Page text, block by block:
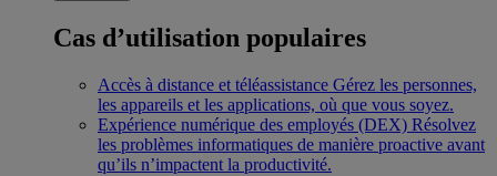
Cas d’utilisation populaires
Accès à distance et téléassistance Gérez les personnes,
les appareils et les applications, où que vous soyez.
Expérience numérique des employés (DEX) Résolvez
les problèmes informatiques de manière proactive avant
qu’ils n’impactent la productivité.